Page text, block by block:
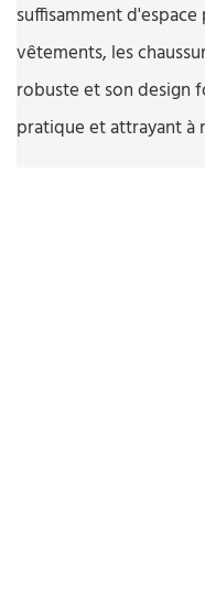
suffisamment
vêtements, les
robuste et son design
pratique et attrayant à